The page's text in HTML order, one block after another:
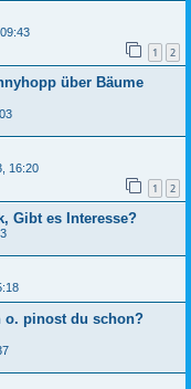
1 2
über Bäume
16:20
1 2
Gibt es Interesse?
o. pinost du schon?